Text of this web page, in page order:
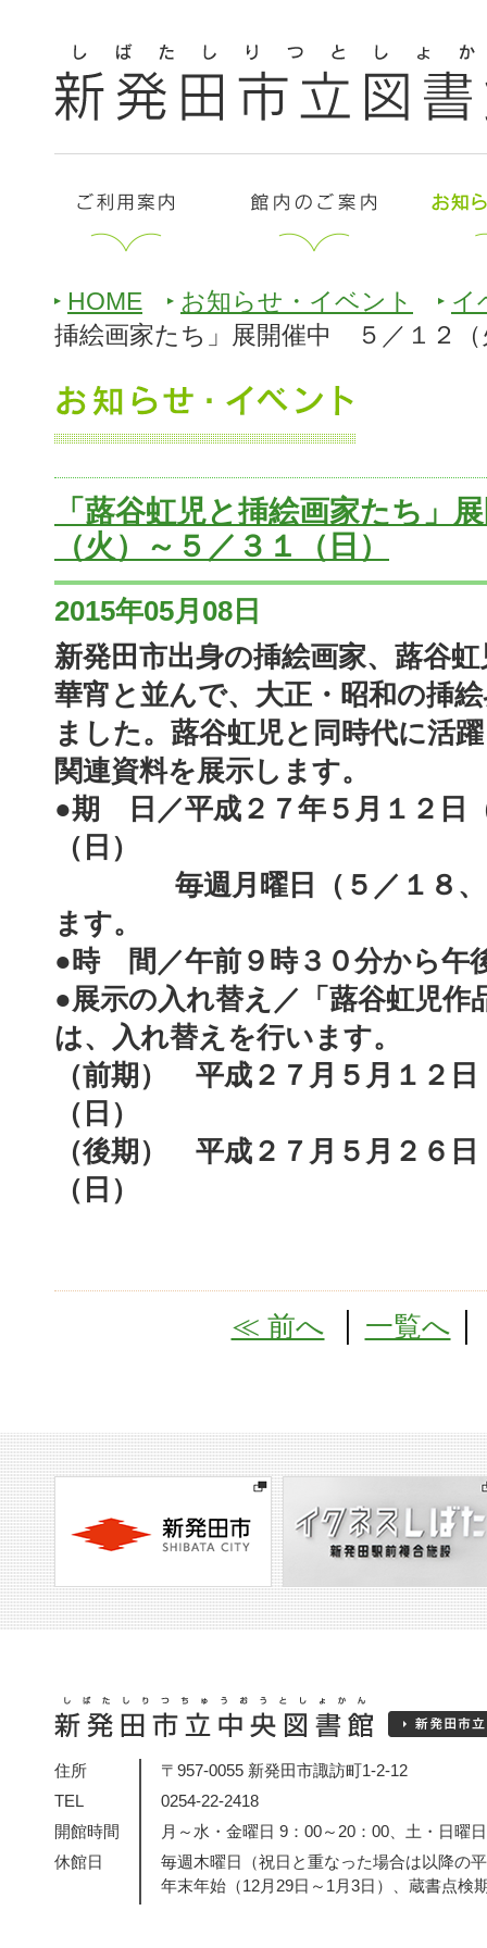
HOME お知らせ・イベント
イ
挿絵画家たち」展開催中 ５／１２（
「蕗谷虹児と挿絵画家たち」
（火）～５／３１（日）
2015年05月08日
新発田市出身の挿絵画家、蕗谷
華宵と並んで、大正・昭和の挿
ました。蕗谷虹児と同時代に活
関連資料を展示します。
●期 日／平成２７年５月１２日
（日）
毎週月曜日（５／１８、５
ます。
●時 間／午前９時３０分から午
●展示の入れ替え／「蕗谷虹児作
は、入れ替えを行います。
（前期） 平成２７月５月１２
（日）
（後期） 平成２７月５月２６
（日）
≪ 前へ 一覧へ
住所
〒957-0055 新発田市諏訪町1-2-12
TEL
0254-22-2418
開館時間
月～水・金曜日 9：00～20：00、土・日曜
休館日
毎週木曜日（祝日と重なった場合は以降の
年末年始（12月29日～1月3日）、蔵書点検